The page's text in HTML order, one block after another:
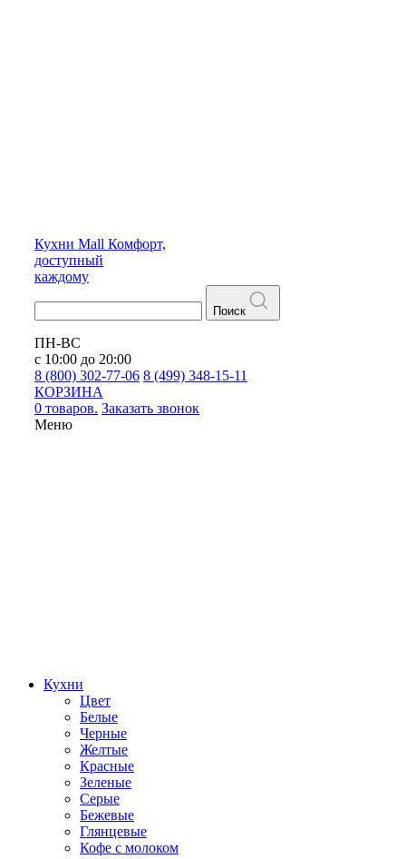
Кухни Mall Комфорт,
доступный
каждому
Поиск
ПН-ВС
с 10:00 до 20:00
8 (800) 302-77-06 8 (499) 348-15-11
КОРЗИНА
0 товаров. Заказать звонок
Меню
Кухни
Цвет
Белые
Черные
Желтые
Красные
Зеленые
Серые
Бежевые
Глянцевые
Кофе с молоком